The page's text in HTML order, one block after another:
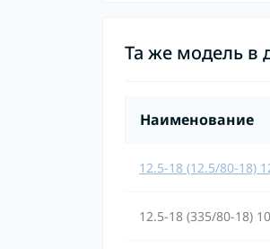
Та же модель в
Наименование
12.5-18 (12.5/80-18)
12.5-18 (335/80-18)